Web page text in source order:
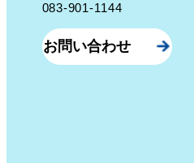
083-901-1144
お問い合わせ